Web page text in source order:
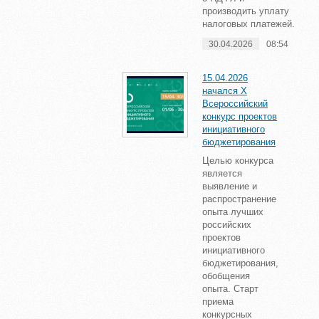
производить уплату
налоговых платежей.
30.04.2026 08:54
15.04.2026
начался X
Всероссийский
конкурс проектов
инициативного
бюджетирования
Целью конкурса
является
выявление и
распространение
опыта лучших
российских
проектов
инициативного
бюджетирования,
обобщения
опыта. Старт
приема
конкурсных